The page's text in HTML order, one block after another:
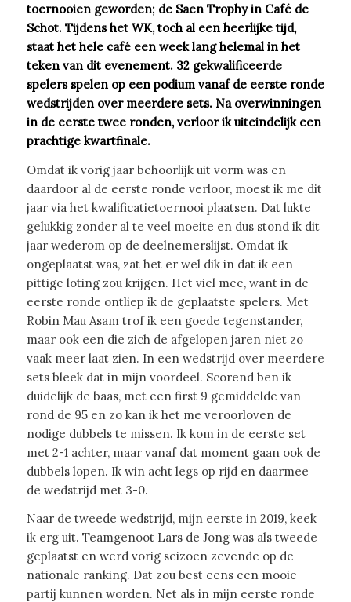
toernooien geworden; de Saen Trophy in Café de
Schot. Tijdens het WK, toch al een heerlijke tijd,
staat het hele café een week lang helemal in het
teken van dit evenement. 32 gekwalificeerde
spelers spelen op een podium vanaf de eerste ronde
wedstrijden over meerdere sets. Na overwinningen
in de eerste twee ronden, verloor ik uiteindelijk een
prachtige kwartfinale.
Omdat ik vorig jaar behoorlijk uit vorm was en
daardoor al de eerste ronde verloor, moest ik me dit
jaar via het kwalificatietoernooi plaatsen. Dat lukte
gelukkig zonder al te veel moeite en dus stond ik dit
jaar wederom op de deelnemerslijst. Omdat ik
ongeplaatst was, zat het er wel dik in dat ik een
pittige loting zou krijgen. Het viel mee, want in de
eerste ronde ontliep ik de geplaatste spelers. Met
Robin Mau Asam trof ik een goede tegenstander,
maar ook een die zich de afgelopen jaren niet zo
vaak meer laat zien. In een wedstrijd over meerdere
sets bleek dat in mijn voordeel. Scorend ben ik
duidelijk de baas, met een first 9 gemiddelde van
rond de 95 en zo kan ik het me veroorloven de
nodige dubbels te missen. Ik kom in de eerste set
met 2-1 achter, maar vanaf dat moment gaan ook de
dubbels lopen. Ik win acht legs op rijd en daarmee
de wedstrijd met 3-0.
Naar de tweede wedstrijd, mijn eerste in 2019, keek
ik erg uit. Teamgenoot Lars de Jong was als tweede
geplaatst en werd vorig seizoen zevende op de
nationale ranking. Dat zou best eens een mooie
partij kunnen worden. Net als in mijn eerste ronde